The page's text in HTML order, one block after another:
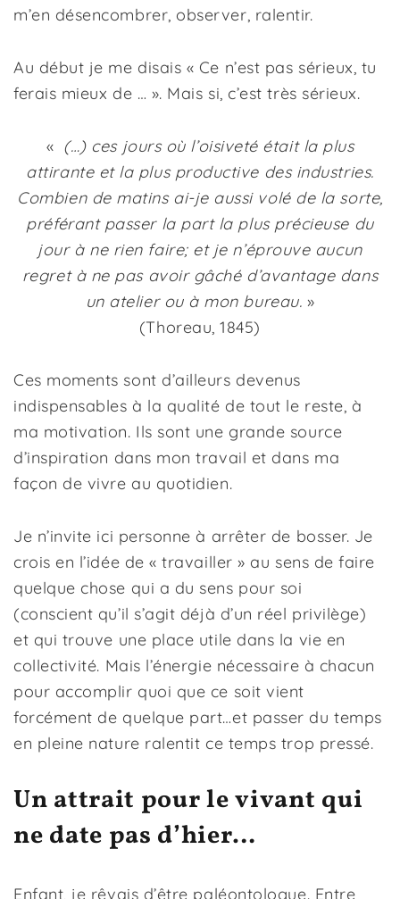
m’en désencombrer, observer, ralentir.
Au début je me disais « Ce n’est pas sérieux, tu
ferais mieux de … ». Mais si, c’est très sérieux.
« (…) ces jours où l’oisiveté était la plus
attirante et la plus productive des industries.
Combien de matins ai-je aussi volé de la sorte,
préférant passer la part la plus précieuse du
jour à ne rien faire; et je n’éprouve aucun
regret à ne pas avoir gâché d’avantage dans
un atelier ou à mon bureau. »
(Thoreau, 1845)
Ces moments sont d’ailleurs devenus
indispensables à la qualité de tout le reste, à
ma motivation. Ils sont une grande source
d’inspiration dans mon travail et dans ma
façon de vivre au quotidien.
Je n’invite ici personne à arrêter de bosser. Je
crois en l’idée de « travailler » au sens de faire
quelque chose qui a du sens pour soi
(conscient qu’il s’agit déjà d’un réel privilège)
et qui trouve une place utile dans la vie en
collectivité. Mais l’énergie nécessaire à chacun
pour accomplir quoi que ce soit vient
forcément de quelque part…et passer du temps
en pleine nature ralentit ce temps trop pressé.
Un attrait pour le vivant qui
ne date pas d’hier…
Enfant, je rêvais d’être paléontologue. Entre